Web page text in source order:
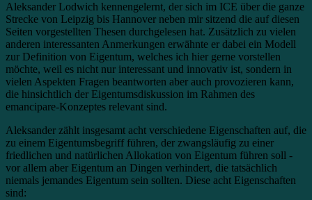
Aleksander Lodwich kennengelernt, der sich im ICE über die ganze
Strecke von Leipzig bis Hannover neben mir sitzend die auf diesen
Seiten vorgestellten Thesen durchgelesen hat. Zusätzlich zu vielen
anderen interessanten Anmerkungen erwähnte er dabei ein Modell
zur Definition von Eigentum, welches ich hier gerne vorstellen
möchte, weil es nicht nur interessant und innovativ ist, sondern in
vielen Aspekten Fragen beantworten aber auch provozieren kann,
die hinsichtlich der Eigentumsdiskussion im Rahmen des
emancipare-Konzeptes relevant sind.
Aleksander zählt insgesamt acht verschiedene Eigenschaften auf, die
zu einem Eigentumsbegriff führen, der zwangsläufig zu einer
friedlichen und natürlichen Allokation von Eigentum führen soll -
vor allem aber Eigentum an Dingen verhindert, die tatsächlich
niemals jemandes Eigentum sein sollten. Diese acht Eigenschaften
sind: